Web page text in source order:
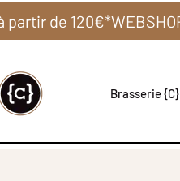
partir de 120€*
Brasserie {C}